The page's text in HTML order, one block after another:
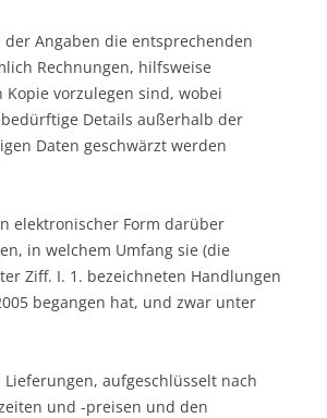
der Angaben die entsprechenden
Rechnungen, hilfsweise
Kopie vorzulegen sind, wobei
Details außerhalb der
Daten geschwärzt werden
elektronischer Form darüber
in welchem Umfang sie (die
Ziff. I. 1. bezeichneten Handlungen
begangen hat, und zwar unter
aufgeschlüsselt nach
und -preisen und den